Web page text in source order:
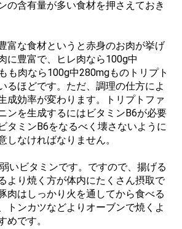
の含有量が多い食材を押さえておき
富な食材というと赤身のお肉が挙げ
に豊富で、ヒレ肉なら100g中
も肉なら100g中280mgものトリプト
るほどです。ただ、調理の仕方によ
成効率が変わります。トリプトファ
ンを生成するにはビタミンB6が必要
タミンB6をなるべく壊さないように
しなければなりません。
いビタミンです。ですので、揚げる
より焼く方が体内にたくさん摂取で
肉はしっかり火を通してから食べる
トンカツなどよりオーブンで焼くよ
めです。